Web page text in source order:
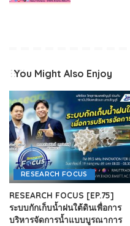
You Might Also Enjoy
RESEARCH FOCUS
RESEARCH FOCUS [EP.75]
ระบบกักเก็บน้ำฝนใต้ดินเพื่อการ
บริหารจัดการน้ำแบบบูรณาการ